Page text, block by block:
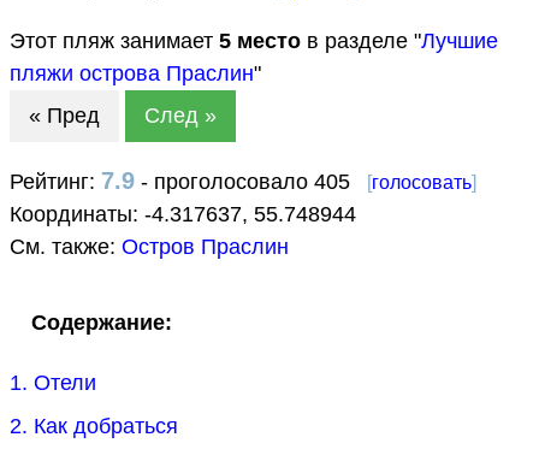
Этот пляж занимает 5 место в разделе "Лучшие
пляжи острова Праслин"
« Пред
След »
Рейтинг: 7.9 - проголосовало 405 [голосовать]
Координаты: -4.317637, 55.748944
См. также: Остров Праслин
Содержание:
1. Отели
2. Как добраться